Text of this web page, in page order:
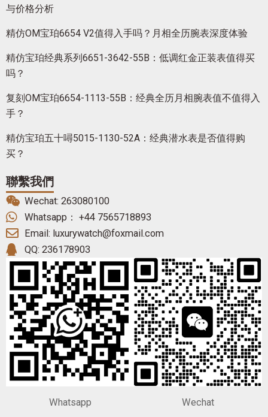
与价格分析
精仿OM宝珀6654 V2值得入手吗？月相全历腕表深度体验
精仿宝珀经典系列6651-3642-55B：低调红金正装表值得买
吗？
复刻OM宝珀6654-1113-55B：经典全历月相腕表值不值得入
手？
精仿宝珀五十噚5015-1130-52A：经典潜水表是否值得购
买？
聯繫我們
Wechat: 263080100
Whatsapp： +44 7565718893
Email: luxurywatch@foxmail.com
QQ: 236178903
Whatsapp Wechat